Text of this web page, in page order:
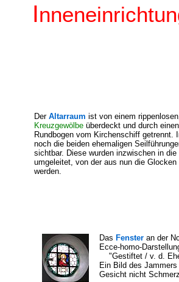
I
Der Altarraum ist von einem
Kreuzgewölbe überdeckt und durch
Rundbogen vom Kirchenschiff getrennt.
noch die beiden ehemaligen
sichtbar. Diese wurden inzwischen in die
umgeleitet, von der aus nun die Glocken
werden.
Das Fenster an der
Ecce-homo-
"Gestiftet / v. d.
Ein Bild des
Gesicht nicht